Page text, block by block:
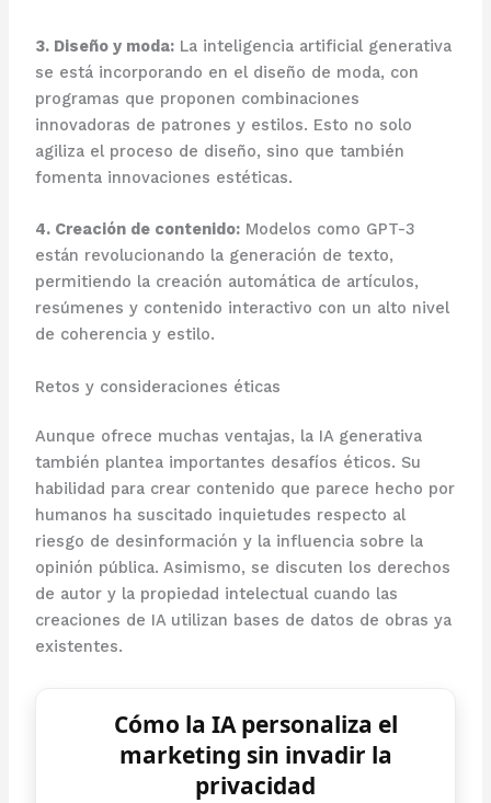
3. Diseño y moda:La inteligencia artificial generativa
se está incorporando en el diseño de moda, con
programas que proponen combinaciones
innovadoras de patrones y estilos. Esto no solo
agiliza el proceso de diseño, sino que también
fomenta innovaciones estéticas.
4. Creación de contenido:Modelos como GPT-3
están revolucionando la generación de texto,
permitiendo la creación automática de artículos,
resúmenes y contenido interactivo con un alto nivel
de coherencia y estilo.
Retos y consideraciones éticas
Aunque ofrece muchas ventajas, la IA generativa
también plantea importantes desafíos éticos. Su
habilidad para crear contenido que parece hecho por
humanos ha suscitado inquietudes respecto al
riesgo de desinformación y la influencia sobre la
opinión pública. Asimismo, se discuten los derechos
de autor y la propiedad intelectual cuando las
creaciones de IA utilizan bases de datos de obras ya
existentes.
Cómo la IA personaliza el
marketing sin invadir la
privacidad